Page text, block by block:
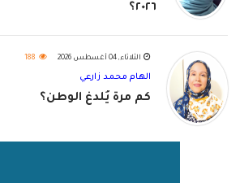
٢٠٢٦؟
الثلاثاء, 04 أغسطس 2026 188
الهام محمد زارعي
كم مرة يُلدغ الوطن؟